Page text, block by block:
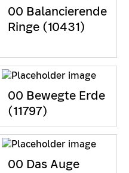
00 Balancierende
Ringe (10431)
00 Bewegte Erde
(11797)
00 Das Auge